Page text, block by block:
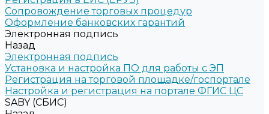
Сопровождение торговых процедур
Оформление банковских гарантий
Электронная подпись
Назад
Электронная подпись
Установка и настройка ПО для работы с ЭП
Регистрация на торговой площадке/госпортале
Настройка и регистрация на портале ФГИС ЦС
SABY (СБИС)